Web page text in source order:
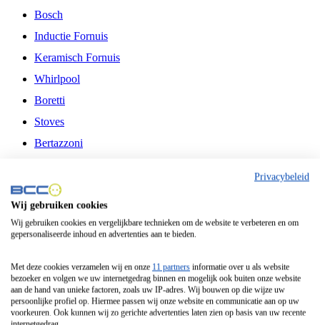
Bosch
Inductie Fornuis
Keramisch Fornuis
Whirlpool
Boretti
Stoves
Bertazzoni
Fitelli
Airfryer
Frituurpan
Contactgrill
Broodbakmachine
Broodrooster
Privacybeleid
Wij gebruiken cookies
Wij gebruiken cookies en vergelijkbare technieken om de website te verbeteren en om
gepersonaliseerde inhoud en advertenties aan te bieden.
Met deze cookies verzamelen wij en onze 11 partners informatie over u als website
bezoeker en volgen we uw internetgedrag binnen en mogelijk ook buiten onze website
aan de hand van unieke factoren, zoals uw IP-adres. Wij bouwen op die wijze uw
persoonlijke profiel op. Hiermee passen wij onze website en communicatie aan op uw
voorkeuren. Ook kunnen wij zo gerichte advertenties laten zien op basis van uw recente